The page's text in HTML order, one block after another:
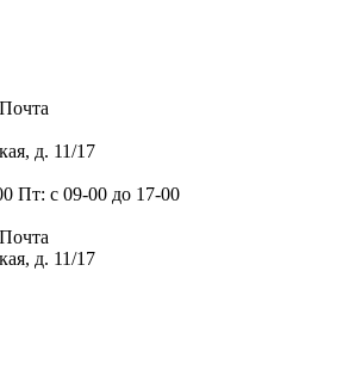
Почта
д. 11/17
Пт: с 09-00 до 17-00
Почта
д. 11/17